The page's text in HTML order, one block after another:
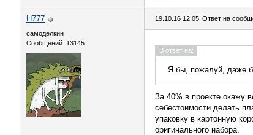
H777
самоделкин
Сообщений: 13145
19.10.16 12:05 Ответ на
В ответ на:
Я бы, пожалуй, даже
За 40% в проекте окажу
себестоимости делать
упаковку в картонную
оригинального набора.